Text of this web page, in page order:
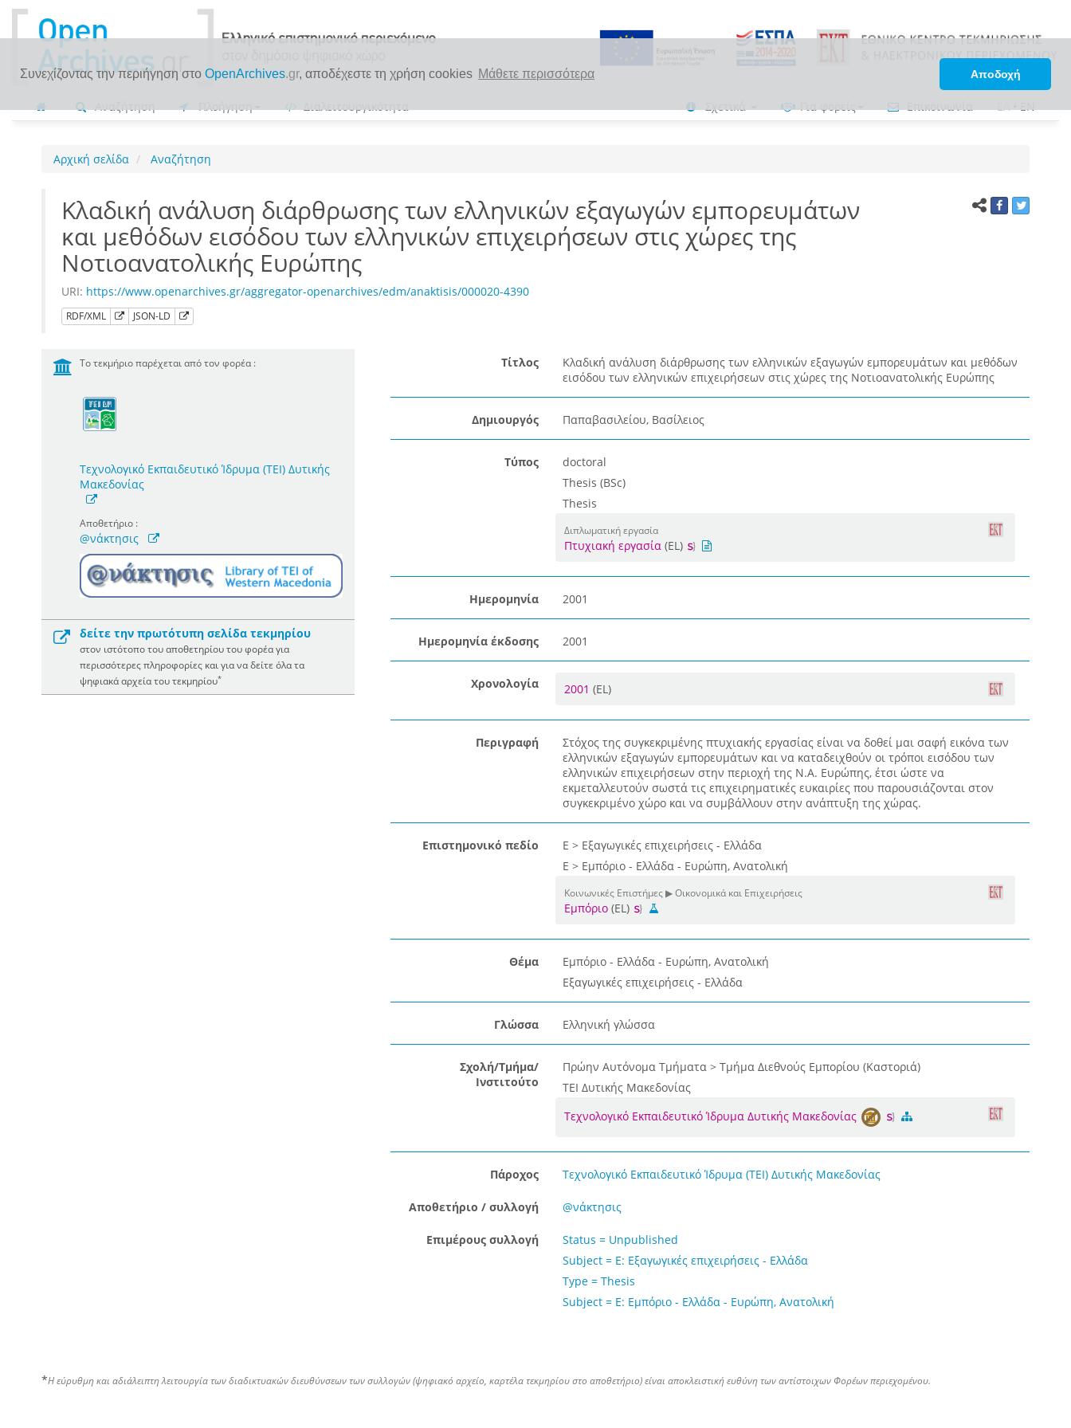
Συνεχίζοντας την περιήγηση στο OpenArchives.gr, αποδέχεστε τη χρήση cookies Μάθετε περισσότερα Αποδοχή
Αναζήτηση Πλοήγηση Διαλειτουργικότητα Σχετικά Για φορείς Επικοινωνία ΕΛ•EN
Αρχική σελίδα Αναζήτηση
Κλαδική ανάλυση διάρθρωσης των ελληνικών εξαγωγών εμπορευμάτων
και μεθόδων εισόδου των ελληνικών επιχειρήσεων στις χώρες της
Νοτιοανατολικής Ευρώπης
URI: https://www.openarchives.gr/aggregator-openarchives/edm/anaktisis/000020-4390
RDF/XML JSON-LD
Το τεκμήριο παρέχεται από τον φορέα :
Τεχνολογικό Εκπαιδευτικό Ίδρυμα (ΤΕΙ) Δυτικής
Μακεδονίας
Αποθετήριο :
@νάκτησις
δείτε την πρωτότυπη σελίδα τεκμηρίου
στον ιστότοπο του αποθετηρίου του φορέα για
περισσότερες πληροφορίες και για να δείτε όλα τα
ψηφιακά αρχεία του τεκμηρίου*
Τίτλος
Κλαδική ανάλυση διάρθρωσης των ελληνικών εξαγωγών εμπορευμάτων και μεθόδων
εισόδου των ελληνικών επιχειρήσεων στις χώρες της Νοτιοανατολικής Ευρώπης
Δημιουργός Παπαβασιλείου, Βασίλειος
Τύπος
doctoral
Thesis (BSc)
Thesis
Διπλωματική εργασία
Πτυχιακή εργασία(EL)
Ημερομηνία 2001
Ημερομηνία έκδοσης 2001
Χρονολογία 2001 (EL)
Περιγραφή
Στόχος της συγκεκριμένης πτυχιακής εργασίας είναι να δοθεί μαι σαφή εικόνα των
ελληνικών εξαγωγών εμπορευμάτων και να καταδειχθούν οι τρόποι εισόδου των
ελληνικών επιχειρήσεων στην περιοχή της Ν.Α. Ευρώπης, έτσι ώστε να
εκμεταλλευτούν σωστά τις επιχειρηματικές ευκαιρίες που παρουσιάζονται στον
συγκεκριμένο χώρο και να συμβάλλουν στην ανάπτυξη της χώρας.
Επιστημονικό πεδίο
Ε > Εξαγωγικές επιχειρήσεις - Ελλάδα
Ε > Εμπόριο - Ελλάδα - Ευρώπη, Ανατολική
Κοινωνικές Επιστήμες ▶ Οικονομικά και Επιχειρήσεις
Εμπόριο(EL)
Θέμα
Εμπόριο - Ελλάδα - Ευρώπη, Ανατολική
Εξαγωγικές επιχειρήσεις - Ελλάδα
Γλώσσα Ελληνική γλώσσα
Σχολή/Τμήμα/
Ινστιτούτο
Πρώην Αυτόνομα Τμήματα > Τμήμα Διεθνούς Εμπορίου (Καστοριά)
ΤΕΙ Δυτικής Μακεδονίας
Τεχνολογικό Εκπαιδευτικό Ίδρυμα Δυτικής Μακεδονίας
Πάροχος Τεχνολογικό Εκπαιδευτικό Ίδρυμα (ΤΕΙ) Δυτικής Μακεδονίας
Αποθετήριο / συλλογή @νάκτησις
Επιμέρους συλλογή
Status = Unpublished
Subject = Ε: Εξαγωγικές επιχειρήσεις - Ελλάδα
Type = Thesis
Subject = Ε: Εμπόριο - Ελλάδα - Ευρώπη, Ανατολική
*Η εύρυθμη και αδιάλειπτη λειτουργία των διαδικτυακών διευθύνσεων των συλλογών (ψηφιακό αρχείο, καρτέλα τεκμηρίου στο αποθετήριο) είναι αποκλειστική ευθύνη των αντίστοιχων Φορέων περιεχομένου.